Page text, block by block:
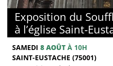
Exposition du
à l’église Saint-
SAMEDI 8 AOÛT À 10H
SAINT-EUSTACHE (75001)